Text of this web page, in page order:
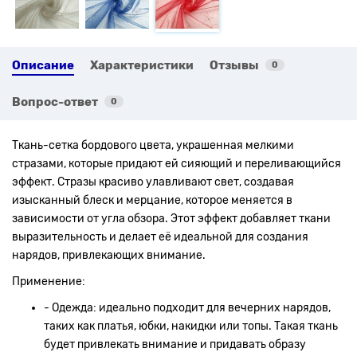
Описание Характеристики Отзывы 0
Вопрос-ответ 0
Ткань-сетка бордового цвета, украшенная мелкими
стразами, которые придают ей сияющий и переливающийся
эффект. Стразы красиво улавливают свет, создавая
изысканный блеск и мерцание, которое меняется в
зависимости от угла обзора. Этот эффект добавляет ткани
выразительность и делает её идеальной для создания
нарядов, привлекающих внимание.
Применение:
- Одежда: идеально подходит для вечерних нарядов,
таких как платья, юбки, накидки или топы. Такая ткань
будет привлекать внимание и придавать образу